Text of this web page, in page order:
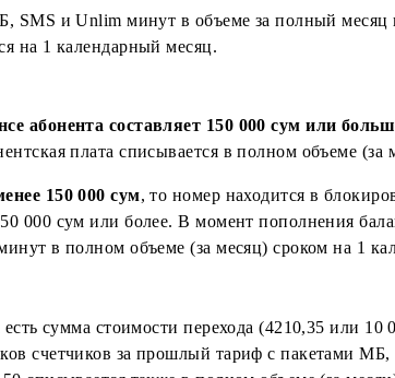
зависимости от суммы пополнения: на
абонентов на ТП Mobi 150
абоненту необходимо пополнить
МБ, SMS и Unlim минут в объеме за
балансе абонента составляет 150 000
плата списывается в полном
менее 150 000 сум, то номер
на 150 000 сум или более. В момент